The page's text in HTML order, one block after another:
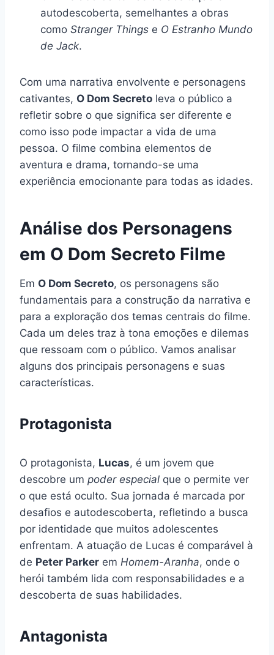
autodescoberta, semelhantes a obras
como Stranger Things e O Estranho Mundo
de Jack.
Com uma narrativa envolvente e personagens
cativantes, O Dom Secreto leva o público a
refletir sobre o que significa ser diferente e
como isso pode impactar a vida de uma
pessoa. O filme combina elementos de
aventura e drama, tornando-se uma
experiência emocionante para todas as idades.
Análise dos Personagens
em O Dom Secreto Filme
Em O Dom Secreto, os personagens são
fundamentais para a construção da narrativa e
para a exploração dos temas centrais do filme.
Cada um deles traz à tona emoções e dilemas
que ressoam com o público. Vamos analisar
alguns dos principais personagens e suas
características.
Protagonista
O protagonista, Lucas, é um jovem que
descobre um poder especial que o permite ver
o que está oculto. Sua jornada é marcada por
desafios e autodescoberta, refletindo a busca
por identidade que muitos adolescentes
enfrentam. A atuação de Lucas é comparável à
de Peter Parker em Homem-Aranha, onde o
herói também lida com responsabilidades e a
descoberta de suas habilidades.
Antagonista